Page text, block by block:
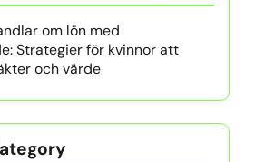
om lön med
Strategier för kvinnor att
och värde